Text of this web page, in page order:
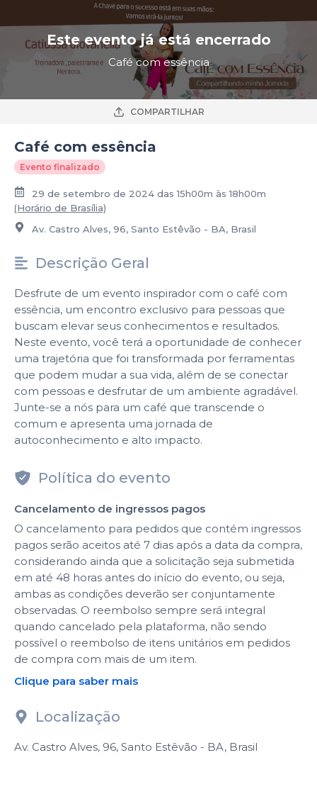
Este evento já está encerrado
Café com essência
COMPARTILHAR
Café com essência
Evento finalizado
29 de setembro de 2024 das 15h00m às 18h00m
(Horário de Brasília)
Av. Castro Alves, 96, Santo Estêvão - BA, Brasil
Descrição Geral
Desfrute de um evento inspirador com o café com
essência, um encontro exclusivo para pessoas que
buscam elevar seus conhecimentos e resultados.
Neste evento, você terá a oportunidade de conhecer
uma trajetória que foi transformada por ferramentas
que podem mudar a sua vida, além de se conectar
com pessoas e desfrutar de um ambiente agradável.
Junte-se a nós para um café que transcende o
comum e apresenta uma jornada de
autoconhecimento e alto impacto.
Política do evento
Cancelamento de ingressos pagos
O cancelamento para pedidos que contém ingressos
pagos serão aceitos até 7 dias após a data da compra,
considerando ainda que a solicitação seja submetida
em até 48 horas antes do início do evento, ou seja,
ambas as condições deverão ser conjuntamente
observadas. O reembolso sempre será integral
quando cancelado pela plataforma, não sendo
possível o reembolso de itens unitários em pedidos
de compra com mais de um item.
Clique para saber mais
Localização
Av. Castro Alves, 96, Santo Estêvão - BA, Brasil